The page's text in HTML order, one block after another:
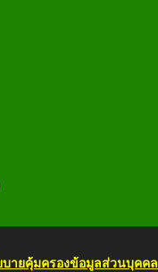
ายคุ้มครองข้อมูลส่วนบุคคล